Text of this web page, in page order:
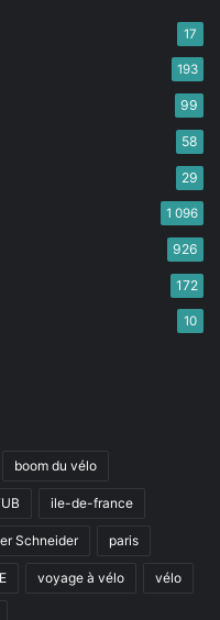
17
193
99
58
29
1 096
926
172
10
boom du vélo
ile-de-france
Schneider paris
voyage à vélo vélo